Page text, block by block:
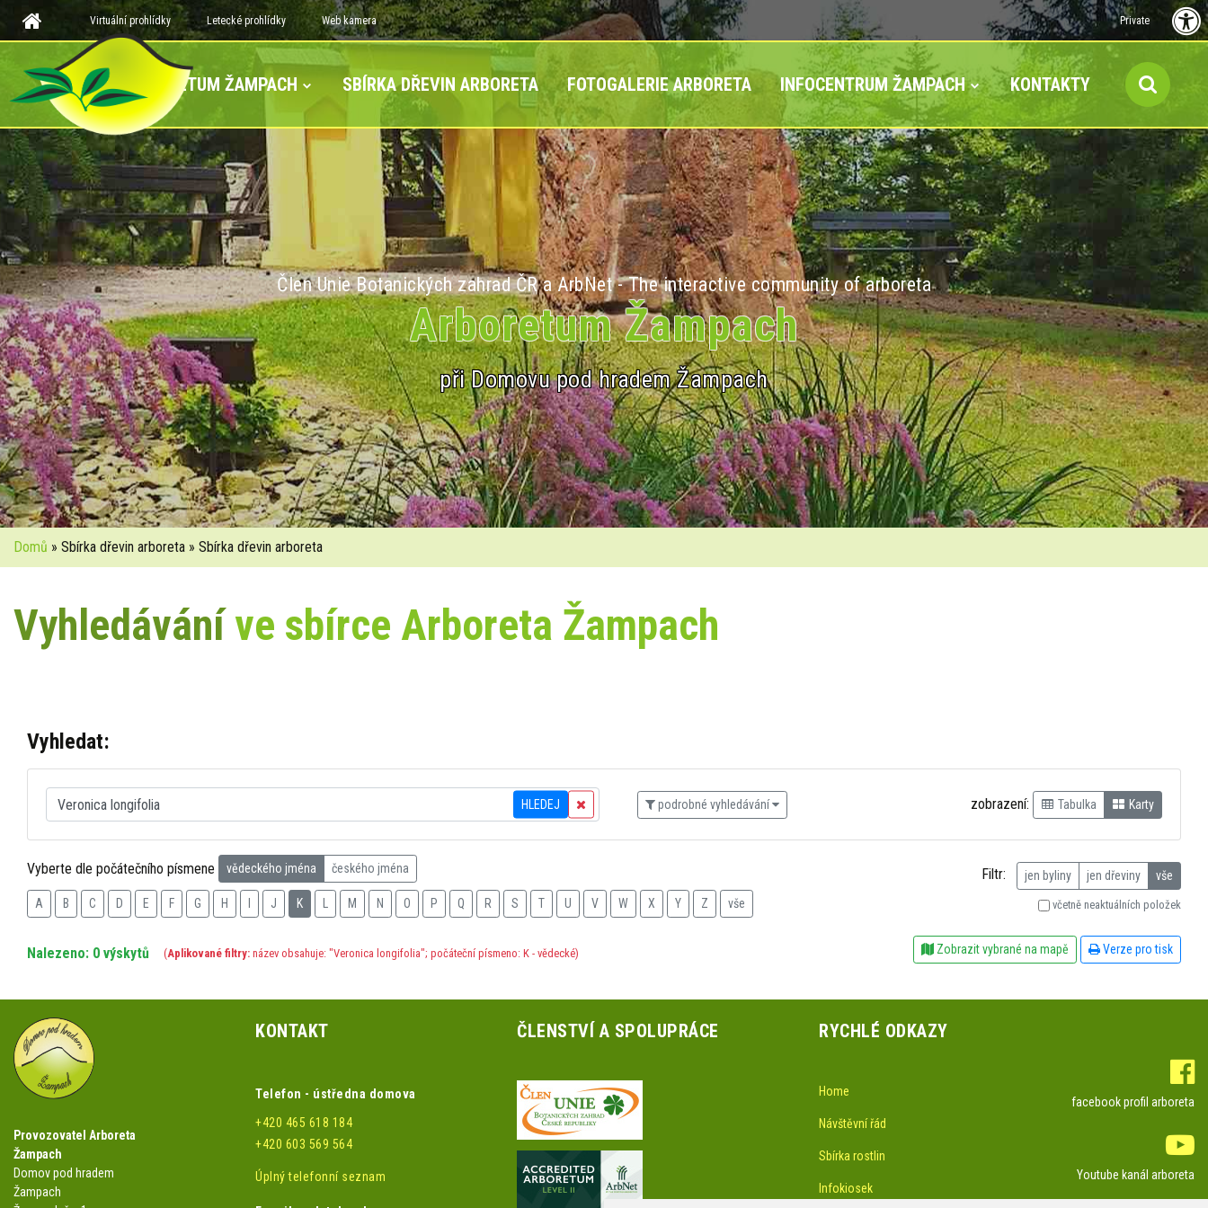
Virtuální prohlídky Letecké prohlídky Web kamera Private
ARBORETUM ŽAMPACH SBÍRKA DŘEVIN ARBORETA FOTOGALERIE ARBORETA INFOCENTRUM ŽAMPACH KONTAKTY
Člen Unie Botanických zahrad ČR a ArbNet - The interactive community of arboreta
Arboretum Žampach
při Domovu pod hradem Žampach
Domů » Sbírka dřevin arboreta » Sbírka dřevin arboreta
Vyhledáváníve sbírce Arboreta Žampach
Vyhledat:
HLEDEJ podrobné vyhledávání zobrazení: Tabulka Karty
Vyberte dle počátečního písmene vědeckého jména českého jména
A B C D E F G H J K M N O P Q R S T U V W X Y Z vše
Filtr: jen byliny jen dřeviny vše
včetně neaktuálních položek
Nalezeno: 0 výskytů (Aplikované filtry: název obsahuje: "Veronica longifolia"; počáteční písmeno: K - vědecké) Zobrazit vybrané na mapě Verze pro tisk
Provozovatel Arboreta
Žampach
Domov pod hradem
Žampach
KONTAKT
Telefon - ústředna domova
+420 465 618 184
+420 603 569 564
Úplný telefonní seznam
ČLENSTVÍ A SPOLUPRÁCE RYCHLÉ ODKAZY
Home
Návštěvní řád
Sbírka rostlin
Infokiosek
facebook profil arboreta
Youtube kanál arboreta